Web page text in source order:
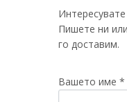
Пишете ни
го доставим.
Вашето име *